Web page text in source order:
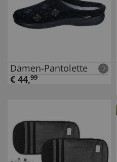
Damen-Pantolette
€ 44,99